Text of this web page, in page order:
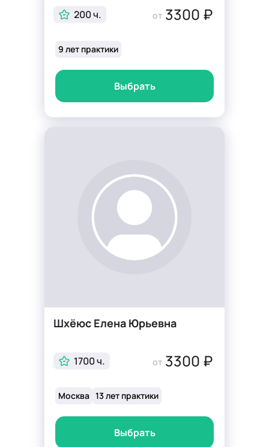
200 ч. от 3300 ₽
9 лет практики
Выбрать
Шхёюс Елена Юрьевна
1700 ч. от 3300 ₽
Москва 13 лет практики
Выбрать